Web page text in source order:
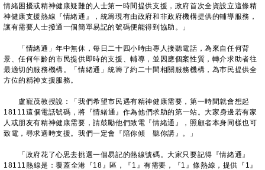
情緒困擾或精神健康疑難的人士第一時間提供支援，政府首次全資設立這條精
神健康支援熱線『情緒通』，統籌現有由政府和非政府機構提供的輔導服務，
讓有需要人士撥通一個簡單易記的號碼便能得到協助。」
「情緒通」年中無休，每日二十四小時由專人接聽電話，為來自任何背
景、任何年齡的市民提供即時的支援、輔導，並因應個案性質，轉介求助者往
最適切的服務機構。「情緒通」統籌了約二十間相關服務機構，為巿民提供全
方位的精神支援服務。
盧寵茂教授說：「我們希望市民遇有精神健康需要，第一時間就會想起
18111這個電話號碼，將『情緒通』作為他們求助的第一站。大家身邊若有家
人或朋友有精神健康需要，請鼓勵他們致電『情緒通』，照顧者本身同樣也可
致電，尋求適時支援。我們一定會『陪你傾 聽你講』。」
「政府花了心思去挑選一個易記的熱線號碼。大家只要記得『情緒通』
18111熱線是：覆蓋全港『18』區，『1』有需要，『1』條熱線，提供『1』